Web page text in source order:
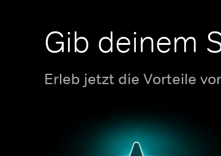
Gib deinem
Erleb jetzt die Vorteile